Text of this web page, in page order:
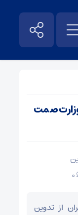
صمت
۰
از تدوین